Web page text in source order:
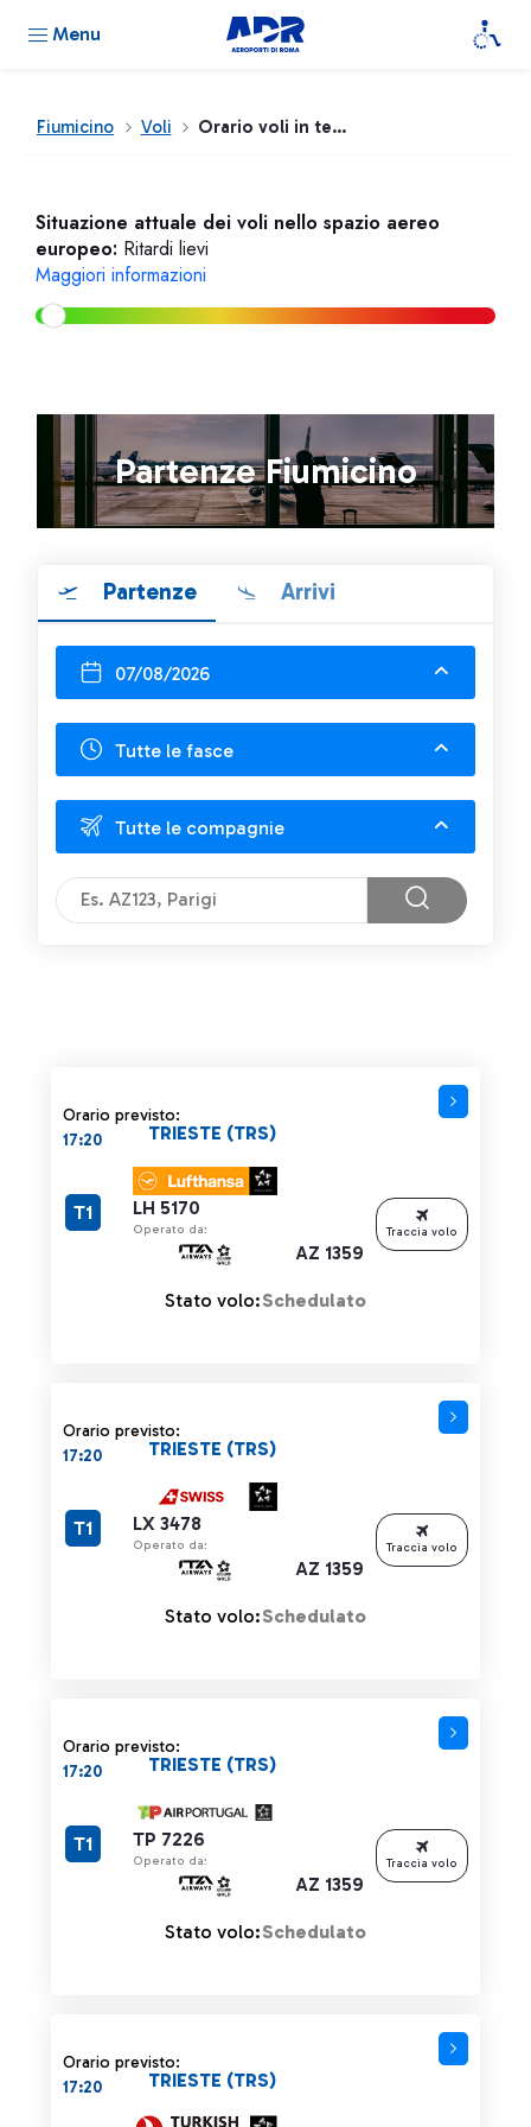
Menu
Fiumicino Voli Orario voli in tempo reale
Situazione attuale dei voli nello spazio aereo
europeo: Ritardi lievi
Maggiori informazioni
Partenze Fiumicino
Partenze Arrivi
07/08/2026
Tutte le fasce
Tutte le compagnie
Orario previsto:
17:20
LH 5170
Operato da:
AZ 1359
TRIESTE (TRS)
T1
Stato volo:Schedulato
Traccia volo
Orario previsto:
17:20
LX 3478
Operato da:
AZ 1359
TRIESTE (TRS)
T1
Stato volo:Schedulato
Traccia volo
Orario previsto:
17:20
TP 7226
Operato da:
AZ 1359
TRIESTE (TRS)
T1
Stato volo:Schedulato
Traccia volo
Orario previsto:
17:20
TRIESTE (TRS)